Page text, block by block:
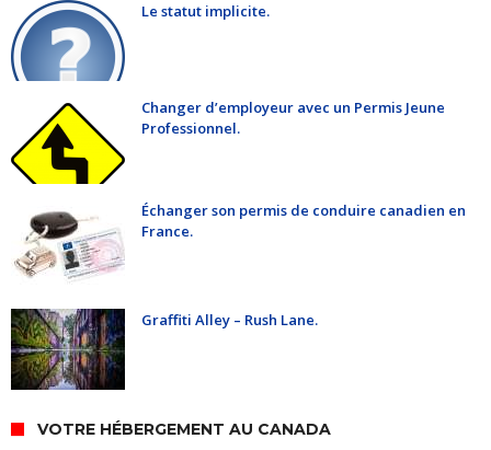
Le statut implicite.
Changer d’employeur avec un Permis Jeune
Professionnel.
Échanger son permis de conduire canadien en
France.
Graffiti Alley – Rush Lane.
VOTRE HÉBERGEMENT AU CANADA